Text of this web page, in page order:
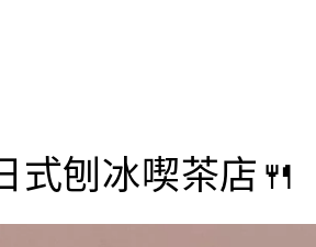
式刨冰喫茶店🍴